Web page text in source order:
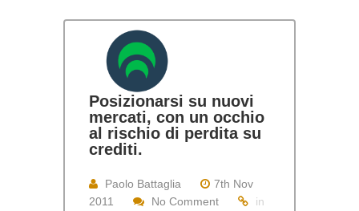
Posizionarsi su nuovi
mercati, con un occhio
al rischio di perdita su
crediti.
Paolo Battaglia
7th Nov
2011
No Comment
in